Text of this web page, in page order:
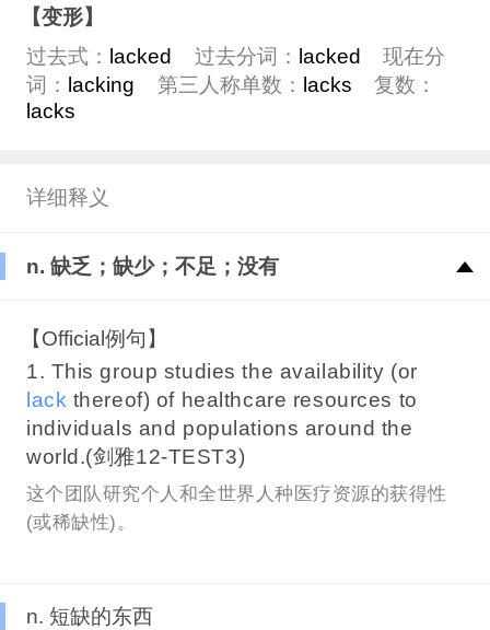
【变形】
过去式： lacked 过去分词： lacked
现在分
词： lacking 第三人称单数： lacks
复数：
lacks
详细释义
n. 缺乏；缺少；不足；没有
【Official例句】
1. This group studies the availability (or
lack thereof) of healthcare resources to
individuals and populations around the
world.(剑雅12-TEST3)
这个团队研究个人和全世界人种医疗资源的获得性
(或稀缺性)。
n. 短缺的东西